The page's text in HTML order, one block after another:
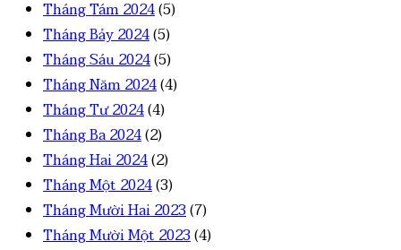
Tháng Tám 2024(5)
Tháng Bảy 2024(5)
Tháng Sáu 2024(5)
Tháng Năm 2024(4)
Tháng Tư 2024(4)
Tháng Ba 2024(2)
Tháng Hai 2024(2)
Tháng Một 2024(3)
Tháng Mười Hai 2023(7)
Tháng Mười Một 2023(4)